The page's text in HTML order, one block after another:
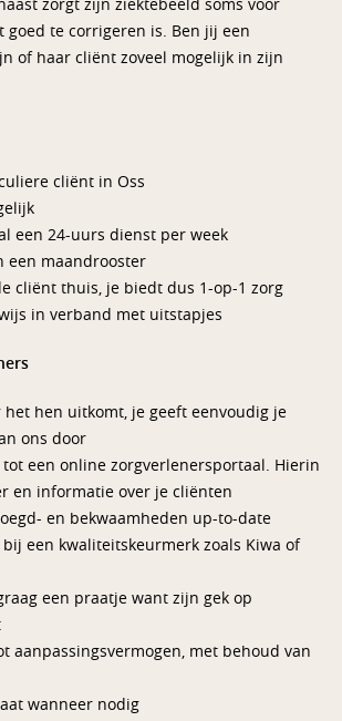
zorgt zijn ziektebeeld soms voor
goed te corrigeren is. Ben jij een
of haar cliënt zoveel mogelijk in zijn
cliënt in Oss
een 24-uurs dienst per week
een maandrooster
cliënt thuis, je biedt dus 1-op-1 zorg
in verband met uitstapjes
hen uitkomt, je geeft eenvoudig je
ons door
een online zorgverlenersportaal. Hierin
en informatie over je cliënten
en bekwaamheden up-to-date
een kwaliteitskeurmerk zoals Kiwa of
een praatje want zijn gek op
aanpassingsvermogen, met behoud van
wanneer nodig